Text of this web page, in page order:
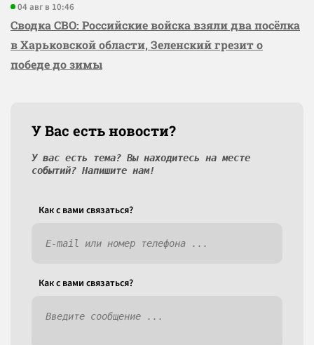
04 авг в 10:46
Сводка СВО: Российские войска взяли два посёлка
в Харьковской области, Зеленский грезит о
победе до зимы
У Вас есть новости?
У вас есть тема? Вы находитесь на месте
событий? Напишите нам!
Как c вами связаться?
Как c вами связаться?